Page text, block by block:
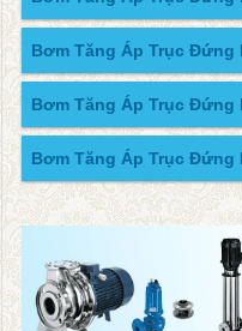
Bơm Tăng Áp Trục Đứng
Bơm Tăng Áp Trục Đứng
Bơm Tăng Áp Trục Đứng